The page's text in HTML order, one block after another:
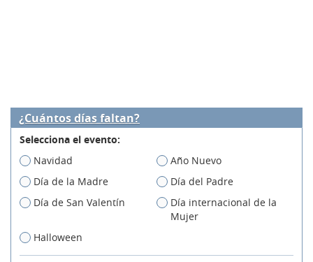
¿Cuántos días faltan?
Selecciona el evento:
Navidad
Año Nuevo
Día de la Madre
Día del Padre
Día de San Valentín
Día internacional de la
Mujer
Halloween